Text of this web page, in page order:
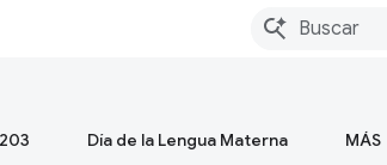
Día de la Lengua Materna MÁS